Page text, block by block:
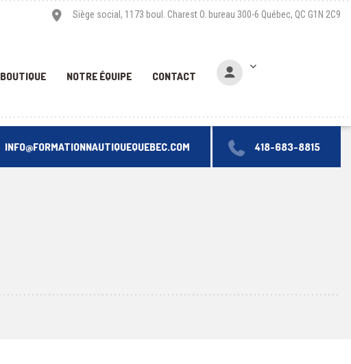
Siège social, 1173 boul. Charest O. bureau 300-6 Québec, QC G1N 2C9
BOUTIQUE NOTRE ÉQUIPE CONTACT
INFO@FORMATIONNAUTIQUEQUEBEC.COM 418-683-8815